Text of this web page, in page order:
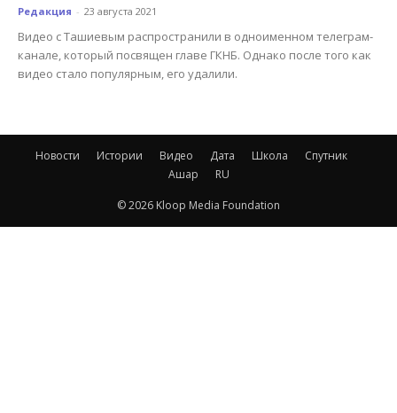
Редакция - 23 августа 2021
Видео с Ташиевым распространили в одноименном телеграм-
канале, который посвящен главе ГКНБ. Однако после того как
видео стало популярным, его удалили.
Новости Истории Видео Дата Школа
Спутник
Ашар
RU
© 2026 Kloop Media Foundation